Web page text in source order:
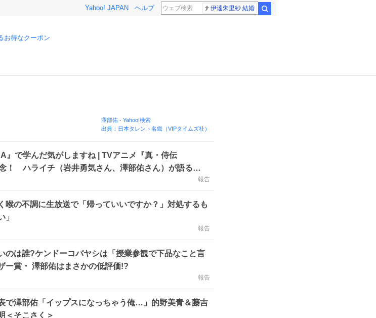
Yahoo! JAPAN ヘルプ 伊達朱里紗 結婚
お得なクーポン
澤部佑 - Yahoo!検索
出典：日本タレント名鑑（VIPタイムズ社）
』で学んだ気がしますね | TVアニメ『真・侍伝
！ ハライチ（岩井勇気さん、澤部佑さん）が語る
報告
の不調に生放送で「帰っていいですか？」対処するも
」
報告
のは誰?ケンドーコバヤシは「授業参観で下品なこと言
ー賞・ 澤部佑はまさかの低評価!?
報告
で澤部佑「イップスになっちゃう俺…」的野美青＆藤吉
＜そこさく＞